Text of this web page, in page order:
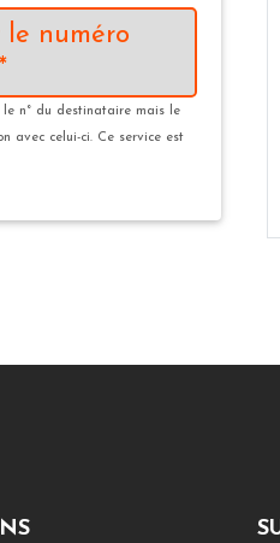
numéro
*
n° du destinataire mais le
avec celui-ci. Ce service est